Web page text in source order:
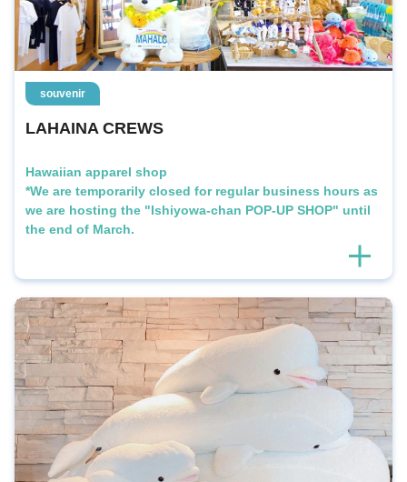
souvenir
LAHAINA CREWS
Hawaiian apparel shop
*We are temporarily closed for regular business hours as
we are hosting the "Ishiyowa-chan POP-UP SHOP" until
the end of March.